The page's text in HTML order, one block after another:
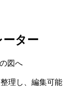
ター
図へ
理し、編集可能